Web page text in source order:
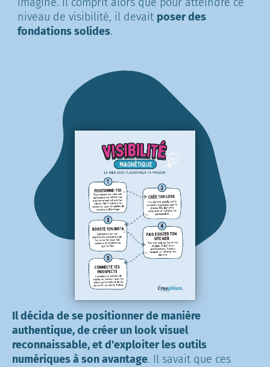
niveau de visibilité, il devait poser des
fondations solides.
Il décida de se positionner de manière
authentique, de créer un look visuel
reconnaissable, et d'exploiter les outils
numériques à son avantage. Il savait que ces